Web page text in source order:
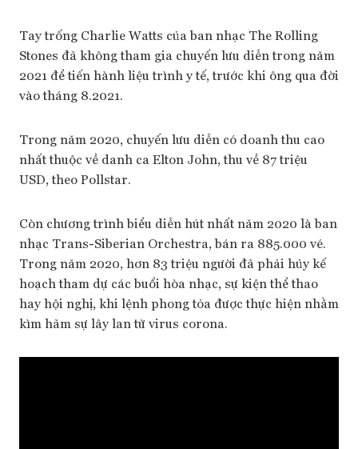
Tay trống Charlie Watts của ban nhạc The Rolling
Stones đã không tham gia chuyến lưu diễn trong năm
2021 để tiến hành liệu trình y tế, trước khi ông qua đời
vào tháng 8.2021.
Trong năm 2020, chuyến lưu diễn có doanh thu cao
nhất thuộc về danh ca Elton John, thu về 87 triệu
USD, theo Pollstar.
Còn chương trình biểu diễn hút nhất năm 2020 là ban
nhạc Trans-Siberian Orchestra, bán ra 885.000 vé.
Trong năm 2020, hơn 83 triệu người đã phải hủy kế
hoạch tham dự các buổi hòa nhạc, sự kiện thể thao
hay hội nghị, khi lệnh phong tỏa được thực hiện nhằm
kìm hãm sự lây lan từ virus corona.